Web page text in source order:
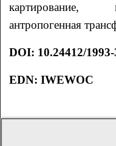
картирование,
антропогенная
DOI: 10.24412/
EDN: IWEWOC